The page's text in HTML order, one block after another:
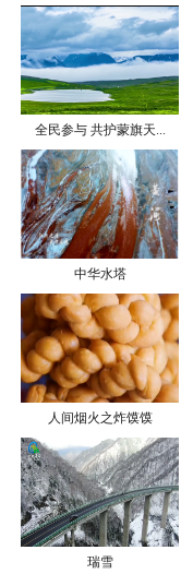
全民参与 共护蒙旗天...
中华水塔
人间烟火之炸馍馍
瑞雪